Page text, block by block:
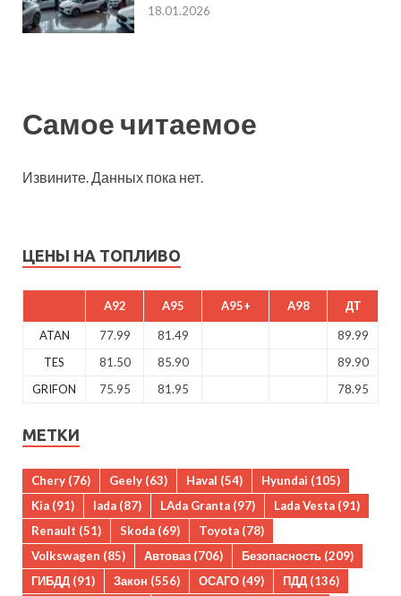
18.01.2026
Самое читаемое
Извините. Данных пока нет.
ЦЕНЫ НА ТОПЛИВО
A92 A95 A95+ A98 ДТ
ATAN 77.99 81.49
89.99
TES
81.50 85.90
89.90
GRIFON
75.95 81.95 78.95
МЕТКИ
Chery (76) Geely (63) Haval (54) Hyundai (105)
Kia (91) lada (87) LAda Granta (97) Lada Vesta (91)
Renault (51) Skoda (69) Toyota (78)
Volkswagen (85) Автоваз (706) Безопасность (209)
ГИБДД (91) Закон (556) ОСАГО (49) ПДД (136)